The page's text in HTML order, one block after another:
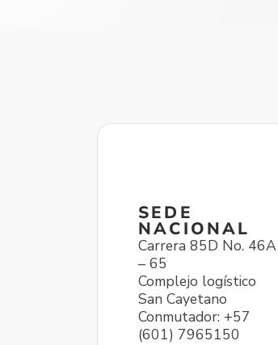
SEDE
NACIONAL
Carrera 85D No. 46A
– 65
Complejo logístico
San Cayetano
Conmutador: +57
(601) 7965150